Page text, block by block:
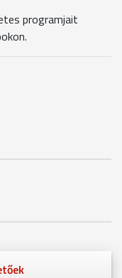
programjait